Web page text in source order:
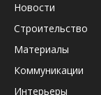
Новости
Строительство
Материалы
Коммуникации
Интерьеры